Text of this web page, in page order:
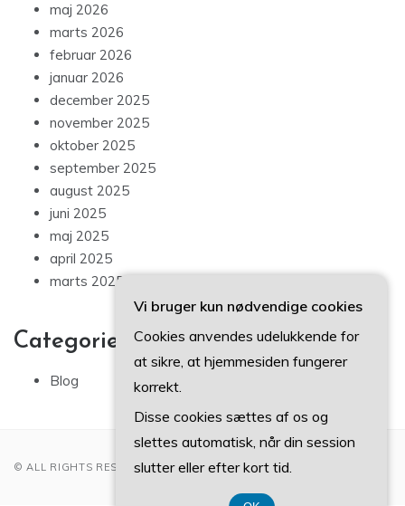
maj 2026
marts 2026
februar 2026
januar 2026
december 2025
november 2025
oktober 2025
september 2025
august 2025
juni 2025
maj 2025
april 2025
marts 2025
Categories
Blog
© ALL RIGHTS RESERVED 2022
Vi bruger kun nødvendige cookies
Cookies anvendes udelukkende for
at sikre, at hjemmesiden fungerer
korrekt.
Disse cookies sættes af os og
slettes automatisk, når din session
slutter eller efter kort tid.